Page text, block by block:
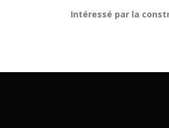
Intéressé par la